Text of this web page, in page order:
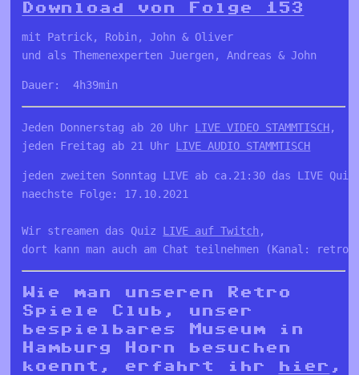
Download von Folge 153
mit Patrick, Robin, John & Oliver
und als Themenexperten Juergen, Andreas & John
Dauer:  4h39min
Jeden Donnerstag ab 20 Uhr LIVE VIDEO STAMMTISCH,
jeden Freitag ab 21 Uhr LIVE AUDIO STAMMTISCH
jeden zweiten Sonntag LIVE ab ca.21:30 das LIVE
naechste Folge: 17.10.2021
Wir streamen das Quiz LIVE auf Twitch ,
dort kann man auch am Chat teilnehmen (Kanal:
Wie man unseren Retro
Spiele Club, unser
bespielbares Museum in
Hamburg Horn besuchen
koennt, erfahrt ihr hier ,